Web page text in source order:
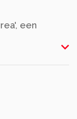
een
rondom de
de eetbare